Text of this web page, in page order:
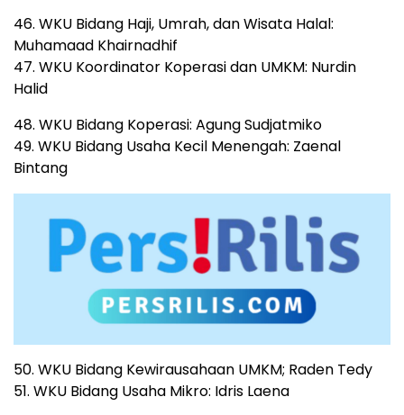
46. WKU Bidang Haji, Umrah, dan Wisata Halal:
Muhamaad Khairnadhif
47. WKU Koordinator Koperasi dan UMKM: Nurdin
Halid
48. WKU Bidang Koperasi: Agung Sudjatmiko
49. WKU Bidang Usaha Kecil Menengah: Zaenal
Bintang
50. WKU Bidang Kewirausahaan UMKM; Raden Tedy
51. WKU Bidang Usaha Mikro: Idris Laena